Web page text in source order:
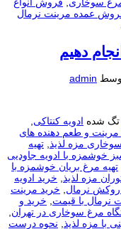
عمده مرینت نرمال
دهیم
admin
تگ شده ادویه کنتاکی
و طعم دهنده های
مزه لذیذ
تهیه
خوشمزه با ادویه جاودیی
تهیه مرغ بریان خوشمزه با
مزه لذیذ
خرید ادویه
روکش نرمال
خرید مرینت
نرمال با قیمت
خرید و
مرغ سوخاری در تهران
با مزه لذیذ نحوه درست